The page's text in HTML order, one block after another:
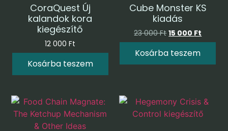
CoraQuest Új
kalandok kora
kiegészítő
12 000Ft
Kosárba teszem
Cube Monster KS
kiadás
23 000Ft 15 000 Ft
Kosárba teszem